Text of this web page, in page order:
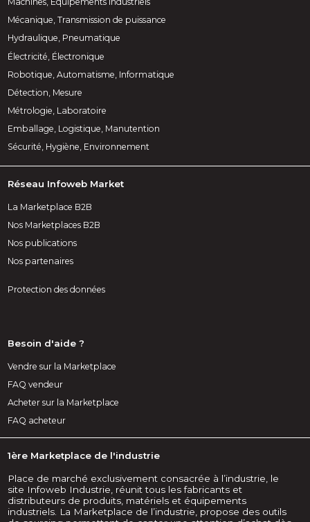
Mécanique, Transmission de puissance
Hydraulique, Pneumatique
Électricité, Électronique
Robotique, Automatisme, Informatique
Détection, Mesure
Métrologie, Laboratoire
Emballage, Logistique, Manutention
Sécurité, Hygiène, Environnement
Réseau Infoweb Market
La Marketplace B2B
Nos Marketplaces B2B
Nos publications
Nos partenaires
Protection des données
Besoin d'aide ?
Vendre sur la Marketplace
FAQ vendeur
Acheter sur la Marketplace
FAQ acheteur
1ère Marketplace de l'industrie
Place de marché exclusivement consacrée à l’industrie, le
site Infoweb Industrie, réunit tous les fabricants et
distributeurs de produits, matériels et équipements
industriels. La Marketplace de l’industrie, propose des outils